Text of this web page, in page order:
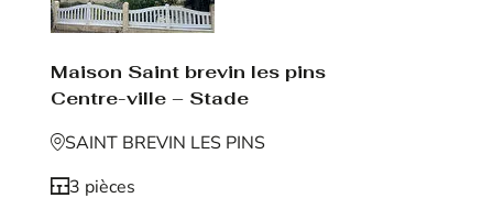
Maison Saint brevin les pins
Centre-ville – Stade
SAINT BREVIN LES PINS
3 pièces